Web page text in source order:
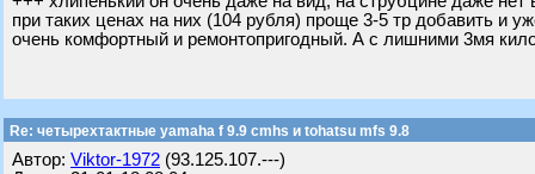
при таких ценах на них (104 рубля) проще 3-5 тр добавить и
очень комфортный и ремонтопригодный. А с лишними 3мя
Re: четырехтактные yamaha f 9.9 cmhs и tohatsu mfs 9.8
Автор: Viktor-1972 (93.125.107.---)